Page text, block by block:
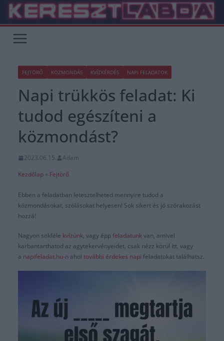
Skip
content
FEJTÖRŐ KÖZMONDÁS KVÍZKÉRDÉS NAPI FELADATOK
Napi trükkös feladat: Ki
tudod egészíteni a
közmondást?
2023.06.15.
Adam
Kezdőlap » Fejtörő
Ebben a feladatban letesztelheted mennyire tudod a
közmondásokat, szólásokat helyesen! Sok sikert és jó szórakozást
hozzá!
Nagyon sokféle kvízünk, vagy éppfeladatunkvan, amivel
karbantarthatod az agytekervényeidet, csak nézz körül itt, vagy
a napifeladat.hu-n ahol további érdekes napi feladatokat találhatsz.